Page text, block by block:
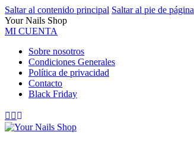
Saltar al contenido principal Saltar al pie de página
Your Nails Shop
MI CUENTA
Sobre nosotros
Condiciones Generales
Política de privacidad
Contacto
Black Friday